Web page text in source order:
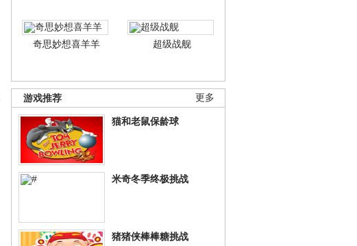
奇思妙想喜羊羊 超级战舰
更多
游戏推荐
猫和老鼠保龄球
米奇冬季终极挑战
猪猪侠棒棒糖挑战